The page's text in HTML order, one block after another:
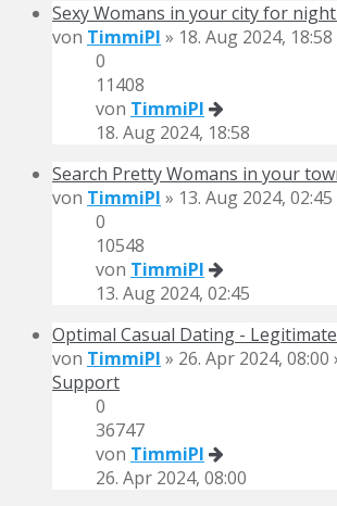
Sexy Womans in your city for
von TimmiPI » 18. Aug 2024, 18:58
0
11408
von TimmiPI
18. Aug 2024, 18:58
Search Pretty Womans in your
von TimmiPI » 13. Aug 2024, 02:45
0
10548
von TimmiPI
13. Aug 2024, 02:45
Optimal Сasual Dating -
von TimmiPI » 26. Apr 2024, 08:00
Support
0
36747
von TimmiPI
26. Apr 2024, 08:00